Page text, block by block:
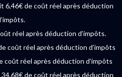
6,46€ de coût réel après déduction
réel après déduction d’impôts.
coût réel après déduction d’impôts
coût réel après déduction d’impôts
de coût réel après déduction